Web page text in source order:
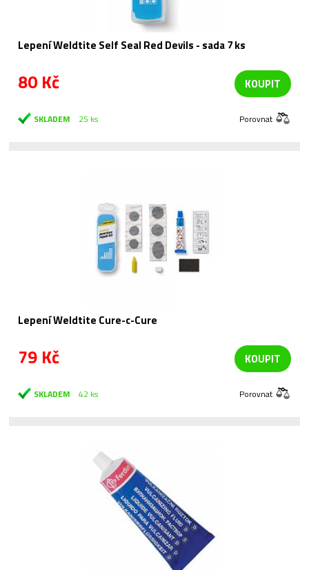
Lepení Weldtite Self Seal Red Devils - sada 7 ks
80 Kč KOUPIT
SKLADEM 25 ks Porovnat
Lepení Weldtite Cure-c-Cure
79 Kč KOUPIT
SKLADEM 42 ks Porovnat